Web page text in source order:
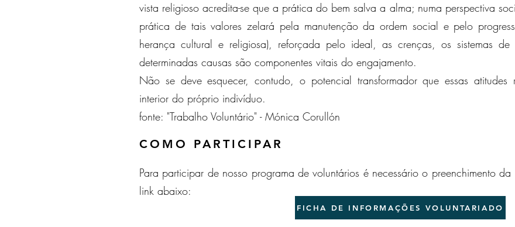
vista religioso acredita-se que a prática do bem salva a alma; numa perspectiva
prática de tais valores zelará pela manutenção da ordem social e pelo
herança cultural e religiosa), reforçada pelo ideal, as crenças, os sistemas
determinadas causas são componentes vitais do engajamento.
Não se deve esquecer, contudo, o potencial transformador que essas atitudes
interior do próprio indivíduo.
fonte: "Trabalho Voluntário" - Mónica Corullón
COMO PARTICIPAR
Para participar de nosso programa de voluntários é necessário o preenchimento
link abaixo:
FICHA DE INFORMAÇÕES VOLUNTARIADO